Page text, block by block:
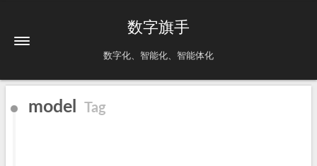
数字旗手
数字化、智能化、智能体化
model Tag